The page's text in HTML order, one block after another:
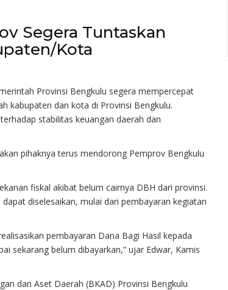
Segera Tuntaskan
Kota
Provinsi Bengkulu segera mempercepat
kabupaten dan kota di Provinsi Bengkulu.
stabilitas keuangan daerah dan
pihaknya terus mendorong Pemprov Bengkulu
fiskal akibat belum cairnya DBH dari provinsi.
diselesaikan, mulai dari pembayaran kegiatan
pembayaran Dana Bagi Hasil kepada
sekarang belum dibayarkan,” ujar Edwar, Kamis
dan Aset Daerah (BKAD) Provinsi Bengkulu